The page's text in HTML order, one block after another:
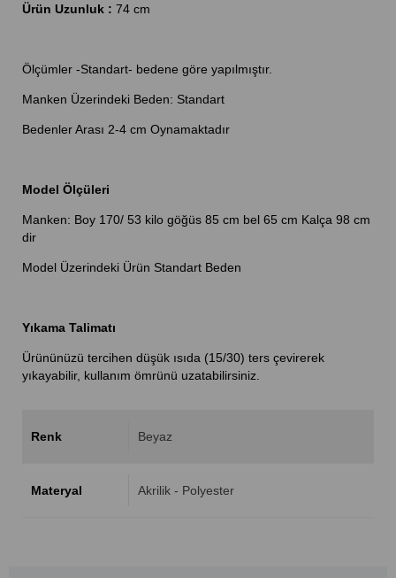
Ürün Uzunluk : 74 cm
Ölçümler -Standart- bedene göre yapılmıştır.
Manken Üzerindeki Beden: Standart
Bedenler Arası 2-4 cm Oynamaktadır
Model Ölçüleri
Manken: Boy 170/ 53 kilo göğüs 85 cm bel 65 cm Kalça 98 cm
dir
Model Üzerindeki Ürün Standart Beden
Yıkama Talimatı
Ürününüzü tercihen düşük ısıda (15/30) ters çevirerek
yıkayabilir, kullanım ömrünü uzatabilirsiniz.
Renk Beyaz
Materyal Akrilik - Polyester